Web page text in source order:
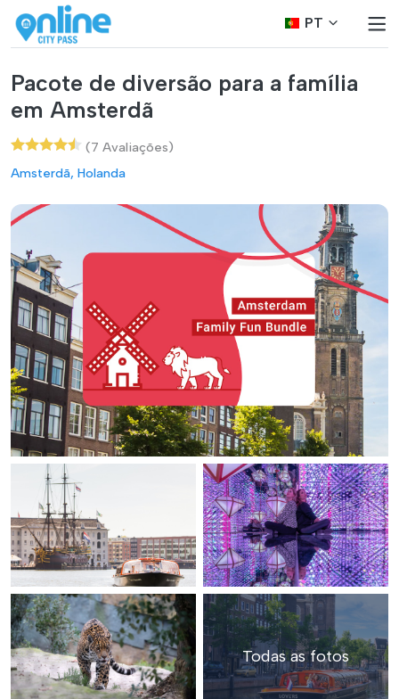
PT
Pacote de diversão para a família
em Amsterdã
(7 Avaliações)
Amsterdã, Holanda
Todas as fotos